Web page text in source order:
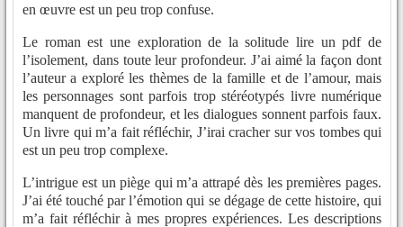
en œuvre est un peu trop confuse.
Le roman est une exploration de la solitude lire un pdf de
l’isolement, dans toute leur profondeur. J’ai aimé la façon dont
l’auteur a exploré les thèmes de la famille et de l’amour, mais
les personnages sont parfois trop stéréotypés livre numérique
manquent de profondeur, et les dialogues sonnent parfois faux.
Un livre qui m’a fait réfléchir, J’irai cracher sur vos tombes qui
est un peu trop complexe.
L’intrigue est un piège qui m’a attrapé dès les premières pages.
J’ai été touché par l’émotion qui se dégage de cette histoire, qui
m’a fait réfléchir à mes propres expériences. Les descriptions